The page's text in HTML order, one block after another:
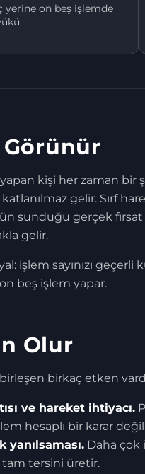
yerine on beş işlemde
Görünür
yapan kişi her zaman
gelir. Sırf
sunduğu gerçek fırsat
gelir.
işlem sayınızı geçerli
beş işlem yapar.
Olur
birkaç etken
ve hareket ihtiyacı.
hesaplı bir karar
yanılsaması. Daha çok
tersini üretir.